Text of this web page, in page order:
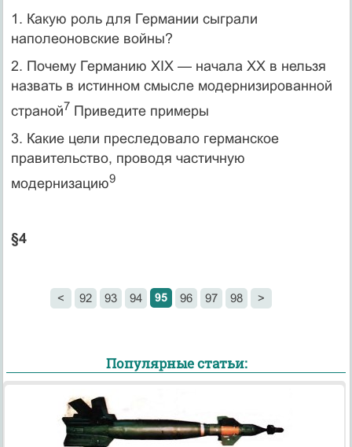
1. Какую роль для Германии сыграли
наполеоновские войны?
2. Почему Германию XIX — начала XX в нельзя
назвать в ис­тинном смысле модернизированной
страной7 Приведите при­меры
3. Какие цели преследовало германское
правительство, проводя частичную
модернизацию9
§4
< 92 93 94 95 96 97 98 >
Популярные статьи: